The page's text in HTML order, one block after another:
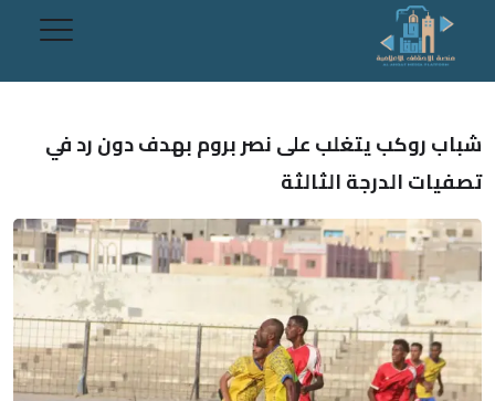
شباب روكب يتغلب على نصر بروم بهدف دون رد في
تصفيات الدرجة الثالثة